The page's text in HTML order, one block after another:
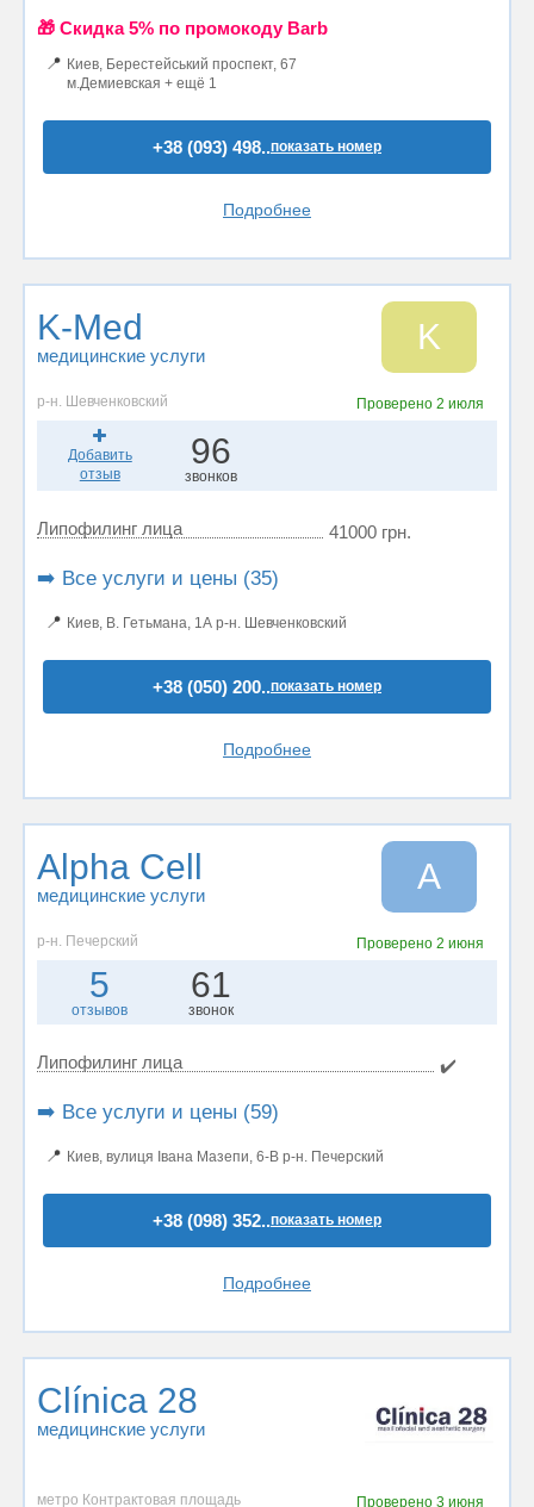
🎁 Cкидка 5% по промокоду Barb
📍 Киев, Берестейський проспект, 67
м.Демиевская + ещё 1
+38 (093) 498..показать номер
Подробнее
K-Med
медицинские услуги K
р-н. Шевченковский Проверено2 июля
Добавить
отзыв
96
звонков
Липофилинг лица 41000 грн.
➡️ Все услуги и цены (35)
📍 Киев, В. Гетьмана, 1А р-н. Шевченковский
+38 (050) 200..показать номер
Подробнее
Alpha Cell
медицинские услуги A
р-н. Печерский Проверено2 июня
5
отзывов
61
звонок
Липофилинг лица ✔️
➡️ Все услуги и цены (59)
📍 Киев, вулиця Івана Мазепи, 6-В р-н. Печерский
+38 (098) 352..показать номер
Подробнее
Clínica 28
медицинские услуги
метро Контрактовая площадь Проверено3 июня